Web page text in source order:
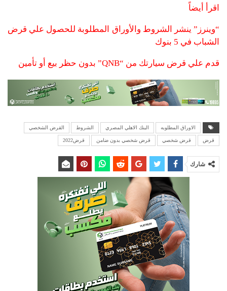
اقرأ أيضاً
“وينرز” ينشر الشروط والأوراق المطلوبة للحصول علي قرض
الشباب في 5 بنوك
قدم علي قرض سيارتك من “QNB” بدون حظر بيع أو تأمين
الاوراق المطلوبه البنك الاهلي المصري الشروط القرض الشخصي
قرض قرض شخصي قرض شخصي بدون ضامن قرض2022
شارك